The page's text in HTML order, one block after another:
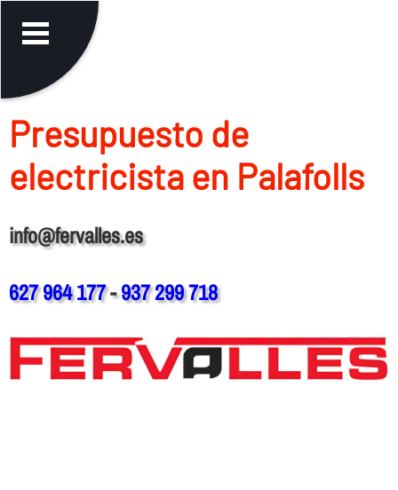
Presupuesto de
electricista en Palafolls
info@fervalles.es
627 964 177-937 299 718